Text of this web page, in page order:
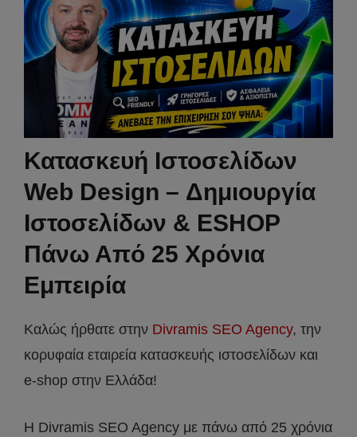
Κατασκευή Ιστοσελίδων
Web Design – Δημιουργία
Ιστοσελίδων & ESHOP
Πάνω Από 25 Χρόνια
Εμπειρία
Καλώς ήρθατε στην Divramis SEO Agency, την
κορυφαία εταιρεία κατασκευής ιστοσελίδων και
e-shop στην Ελλάδα!
Η Divramis SEO Agency με πάνω από 25 χρόνια